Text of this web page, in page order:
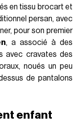
en tissu brocart et
persan, avec
pour son premier
, a associé à des
avec cravates des
noués un peu
de pantalons
enfant